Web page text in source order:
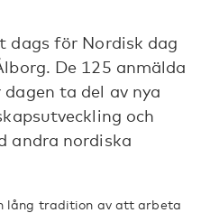
dags för Nordisk dag
De 125 anmälda
ta del av nya
och
andra nordiska
lång tradition av att arbeta